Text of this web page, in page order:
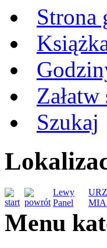
Strona
Załatw
Szukaj
Lewy
Panel
Menu